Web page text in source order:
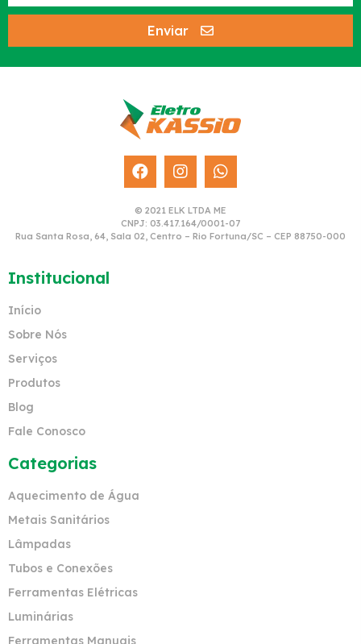
Enviar
© 2021 ELK LTDA ME
CNPJ: 03.417.164/0001-07
Rua Santa Rosa, 64, Sala 02, Centro – Rio Fortuna/SC – CEP 88750-000
Institucional
Início
Sobre Nós
Serviços
Produtos
Blog
Fale Conosco
Categorias
Aquecimento de Água
Metais Sanitários
Lâmpadas
Tubos e Conexões
Ferramentas Elétricas
Luminárias
Ferramentas Manuais